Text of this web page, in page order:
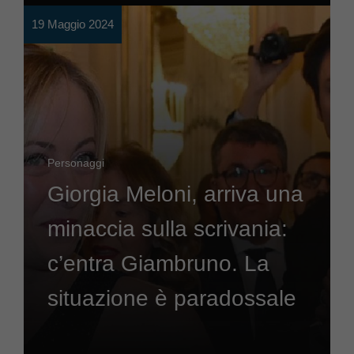
19 Maggio 2024
Personaggi
Giorgia Meloni, arriva una
minaccia sulla scrivania:
c’entra Giambruno. La
situazione è paradossale